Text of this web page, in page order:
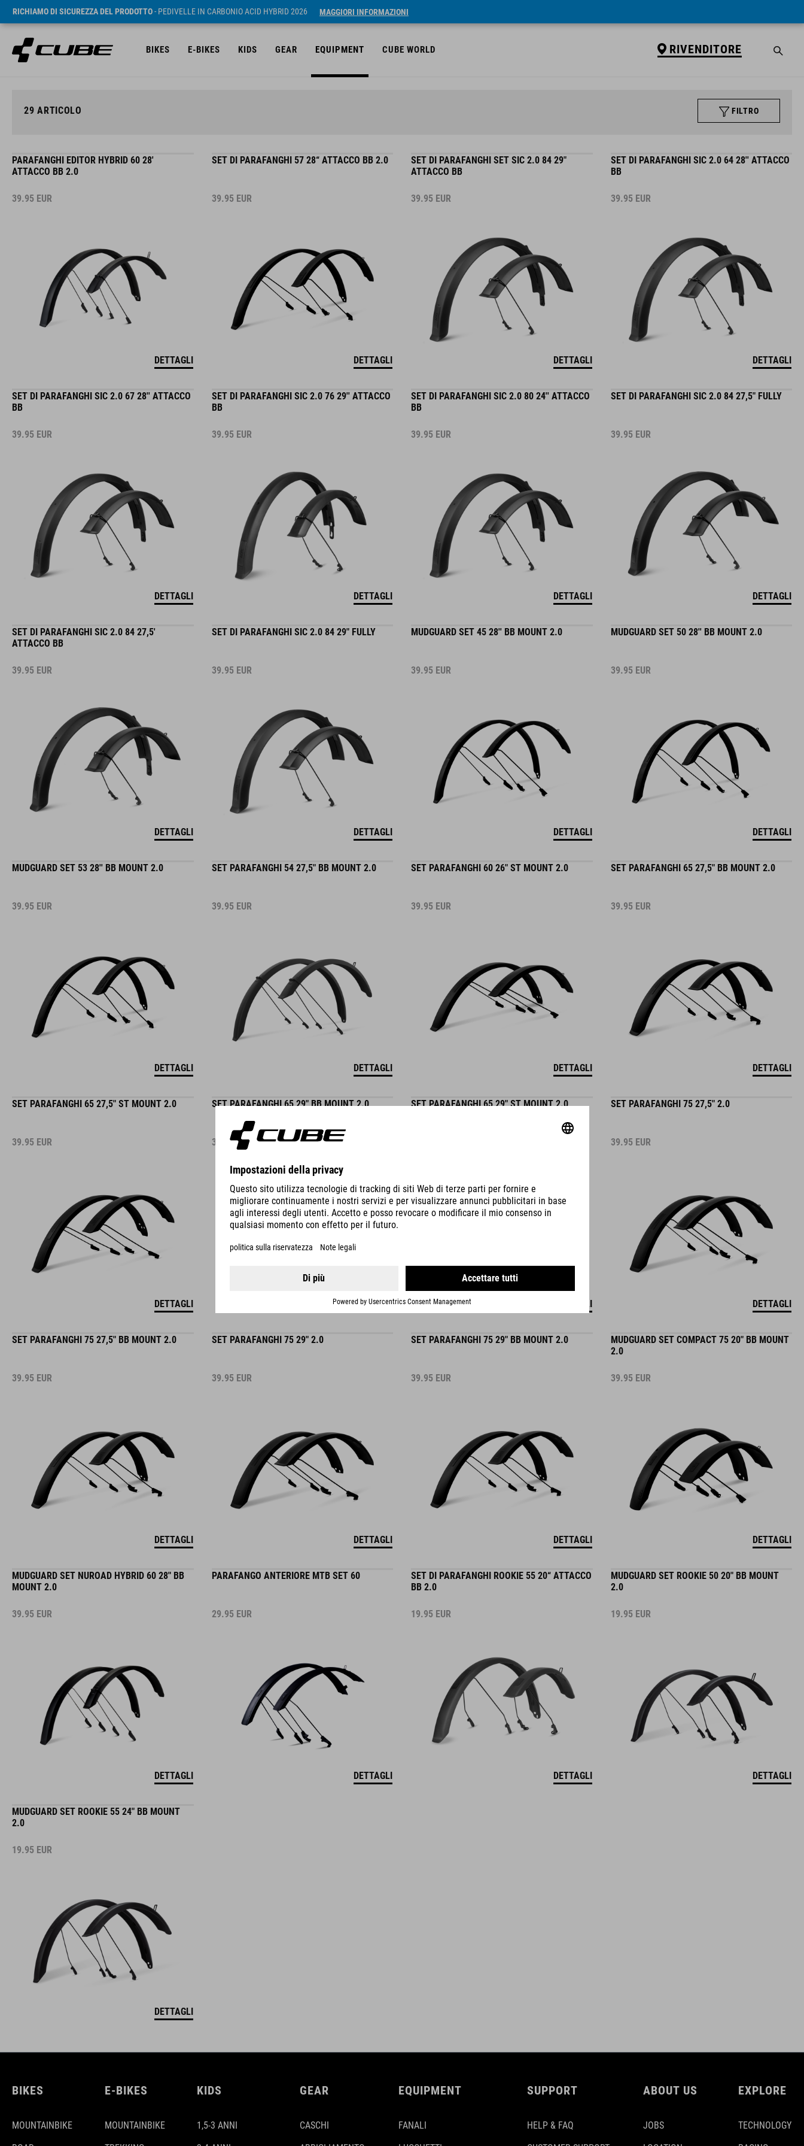
RICHIAMO DI SICUREZZA DEL PRODOTTO- PEDIVELLE IN CARBONIO ACID HYBRID 2026 MAGGIORI INFORMAZIONI
BIKES E-BIKES KIDS GEAR EQUIPMENT CUBE WORLD RIVENDITORE
29 ARTICOLO FILTRO
PARAFANGHI EDITOR HYBRID 60 28'
ATTACCO BB 2.0
39.95 EUR
DETTAGLI
SET DI PARAFANGHI 57 28“ ATTACCO BB 2.0
39.95 EUR
DETTAGLI
SET DI PARAFANGHI SET SIC 2.0 84 29"
ATTACCO BB
39.95 EUR
DETTAGLI
SET DI PARAFANGHI SIC 2.0 64 28'' ATTACCO
BB
39.95 EUR
DETTAGLI
SET DI PARAFANGHI SIC 2.0 67 28'' ATTACCO
BB
39.95 EUR
DETTAGLI
SET DI PARAFANGHI SIC 2.0 76 29'' ATTACCO
BB
39.95 EUR
DETTAGLI
SET DI PARAFANGHI SIC 2.0 80 24'' ATTACCO
BB
39.95 EUR
DETTAGLI
SET DI PARAFANGHI SIC 2.0 84 27,5" FULLY
39.95 EUR
DETTAGLI
SET DI PARAFANGHI SIC 2.0 84 27,5'
ATTACCO BB
39.95 EUR
DETTAGLI
SET DI PARAFANGHI SIC 2.0 84 29" FULLY
39.95 EUR
DETTAGLI
MUDGUARD SET 45 28'' BB MOUNT 2.0
39.95 EUR
DETTAGLI
MUDGUARD SET 50 28'' BB MOUNT 2.0
39.95 EUR
DETTAGLI
MUDGUARD SET 53 28'' BB MOUNT 2.0
39.95 EUR
DETTAGLI
SET PARAFANGHI 54 27,5" BB MOUNT 2.0
39.95 EUR
DETTAGLI
SET PARAFANGHI 60 26" ST MOUNT 2.0
39.95 EUR
DETTAGLI
SET PARAFANGHI 65 27,5" BB MOUNT 2.0
39.95 EUR
DETTAGLI
SET PARAFANGHI 65 27,5" ST MOUNT 2.0
39.95 EUR
DETTAGLI
SET PARAFANGHI 65 29" BB MOUNT 2.0
39.95EUR
DETTAGLI
SET PARAFANGHI 65 29" ST MOUNT 2.0
DETTAGLI
SET PARAFANGHI 75 27,5" 2.0
39.95 EUR
DETTAGLI
SET PARAFANGHI 75 27,5" BB MOUNT 2.0
39.95 EUR
DETTAGLI
SET PARAFANGHI 75 29" 2.0
39.95 EUR
DETTAGLI
SET PARAFANGHI 75 29" BB MOUNT 2.0
39.95 EUR
DETTAGLI
MUDGUARD SET COMPACT 75 20" BB MOUNT
2.0
39.95 EUR
DETTAGLI
MUDGUARD SET NUROAD HYBRID 60 28" BB
MOUNT 2.0
39.95 EUR
DETTAGLI
PARAFANGO ANTERIORE MTB SET 60
29.95 EUR
DETTAGLI
SET DI PARAFANGHI ROOKIE 55 20“ ATTACCO
BB 2.0
19.95 EUR
DETTAGLI
MUDGUARD SET ROOKIE 50 20" BB MOUNT
2.0
19.95 EUR
DETTAGLI
MUDGUARD SET ROOKIE 55 24" BB MOUNT
2.0
19.95 EUR
DETTAGLI
BIKES
MOUNTAINBIKE
E-BIKES
MOUNTAINBIKE
KIDS
1,5-3 ANNI
GEAR
CASCHI
EQUIPMENT
FANALI
SUPPORT
HELP & FAQ
ABOUT US
JOBS
EXPLORE
TECHNOLOGY